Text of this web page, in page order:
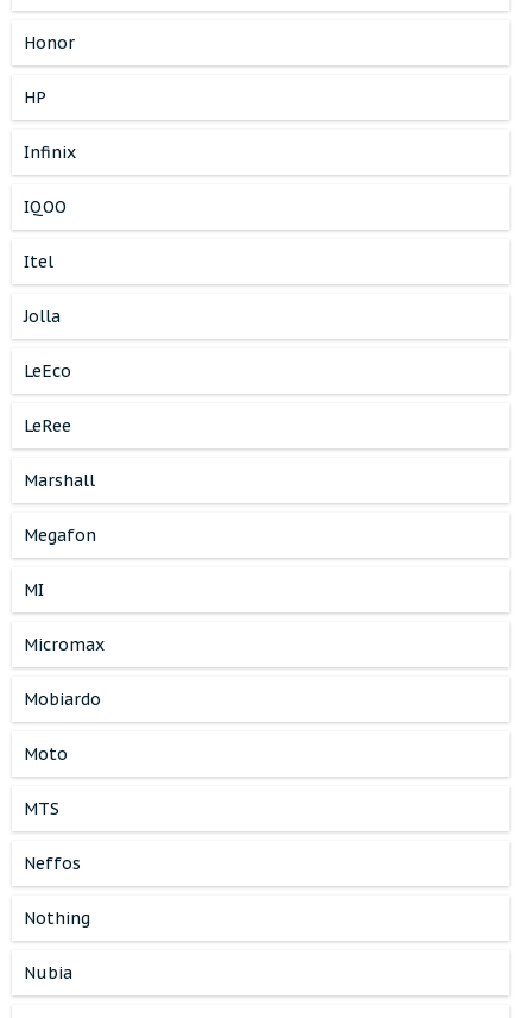
Honor
HP
Infinix
IQOO
Itel
Jolla
LeEco
LeRee
Marshall
Megafon
MI
Micromax
Mobiardo
Moto
MTS
Neffos
Nothing
Nubia